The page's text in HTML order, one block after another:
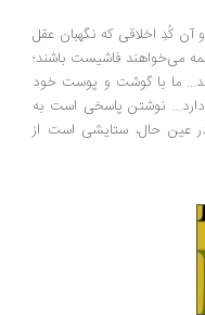
که نگهبان عقل
فاشیست باشند؛
با گوشت و پوست خود
پاسخی است به
حال، ستایشی است از